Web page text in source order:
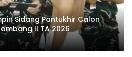
Sidang Pantukhir Calon
II TA 2026